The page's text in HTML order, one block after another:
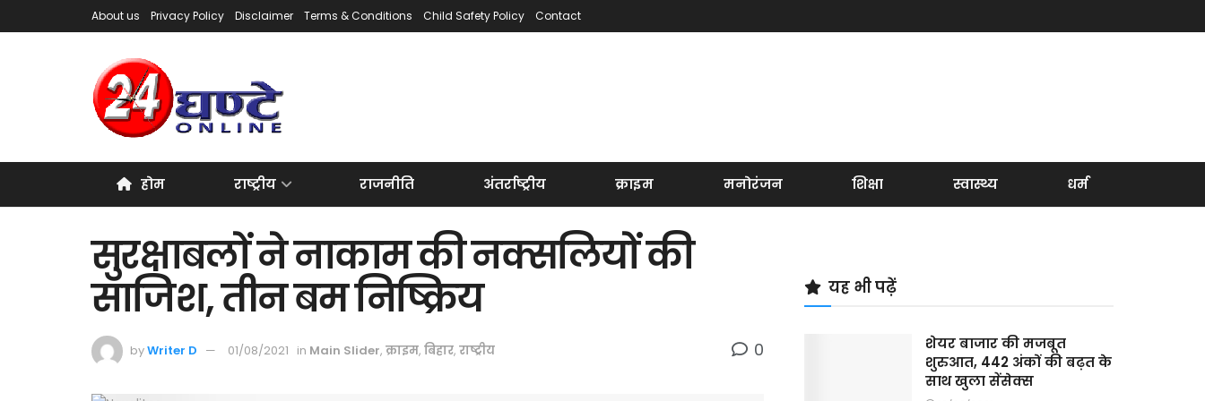
About us Privacy Policy Disclaimer Terms & Conditions Child Safety Policy Contact
होम राष्ट्रीय राजनीति अंतर्राष्ट्रीय क्राइम मनोरंजन शिक्षा स्वास्थ्य धर्म
सुरक्षाबलों ने नाकाम की नक्सलियों की
साजिश, तीन बम निष्क्रिय
byWriter D 01/08/2021 in Main Slider, क्राइम, बिहार, राष्ट्रीय 0
यह भी पढ़ें
शेयर बाजार की मजबूत
शुरुआत, 442 अंकों की बढ़त के
साथ खुला सेंसेक्स